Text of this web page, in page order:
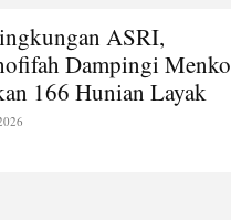
ASRI,
Dampingi Menko
166 Hunian Layak